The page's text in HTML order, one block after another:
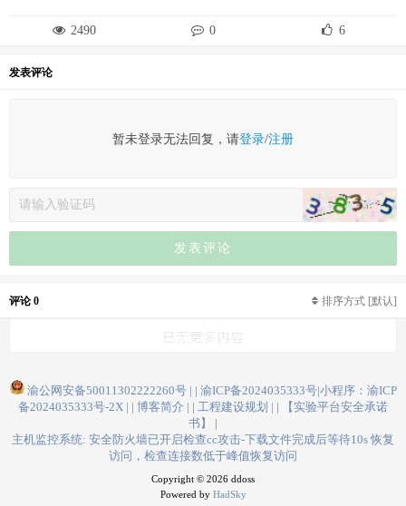
2490 0 6
发表评论
暂未登录无法回复，请登录/注册
发表评论
评论 0 排序方式 [默认]
已无更多内容
渝公网安备50011302222260号 |
渝ICP备2024035333号|小程序：渝ICP
备2024035333号-2X |
博客简介 | 工程建设规划 |
【实验平台安全承诺
书】
主机监控系统: 安全防火墙已开启检查cc攻击-下载文件完成后等待10s 恢复
访问，检查连接数低于峰值恢复访问
Copyright © 2026 ddoss
Powered by HadSky